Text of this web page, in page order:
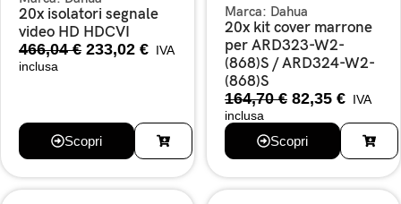
20x isolatori segnale
video HD HDCVI
466,04€ 233,02 € IVA
inclusa
Scopri
Marca: Dahua
20x kit cover marrone
per ARD323-W2-
(868)S / ARD324-W2-
(868)S
164,70€ 82,35 € IVA
inclusa
Scopri